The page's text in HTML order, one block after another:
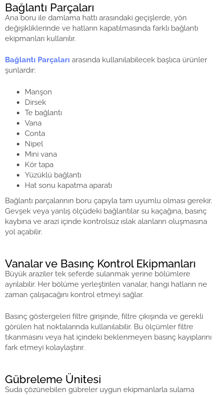
Bağlantı Parçaları
Ana boru ile damlama hattı arasındaki geçişlerde, yön
değişikliklerinde ve hatların kapatılmasında farklı bağlantı
ekipmanları kullanılır.
Bağlantı Parçaları arasında kullanılabilecek başlıca ürünler
şunlardır:
Manşon
Dirsek
Te bağlantı
Vana
Conta
Nipel
Mini vana
Kör tapa
Yüzüklü bağlantı
Hat sonu kapatma aparatı
Bağlantı parçalarının boru çapıyla tam uyumlu olması gerekir.
Gevşek veya yanlış ölçüdeki bağlantılar su kaçağına, basınç
kaybına ve arazi içinde kontrolsüz ıslak alanların oluşmasına
yol açabilir.
Vanalar ve Basınç Kontrol Ekipmanları
Büyük araziler tek seferde sulanmak yerine bölümlere
ayrılabilir. Her bölüme yerleştirilen vanalar, hangi hatların ne
zaman çalışacağını kontrol etmeyi sağlar.
Basınç göstergeleri filtre girişinde, filtre çıkışında ve gerekli
görülen hat noktalarında kullanılabilir. Bu ölçümler filtre
tıkanmasını veya hat içindeki beklenmeyen basınç kayıplarını
fark etmeyi kolaylaştırır.
Gübreleme Ünitesi
Suda çözünebilen gübreler uygun ekipmanlarla sulama